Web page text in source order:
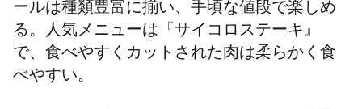
ールは種類豊富に揃い、手頃な値段で楽しめ
る。人気メニューは『サイコロステーキ』
で、食べやすくカットされた肉は柔らかく食
べやすい。